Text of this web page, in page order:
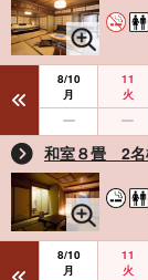
8/10
月
11
火
和室８畳 2名
8/10
月
11
火